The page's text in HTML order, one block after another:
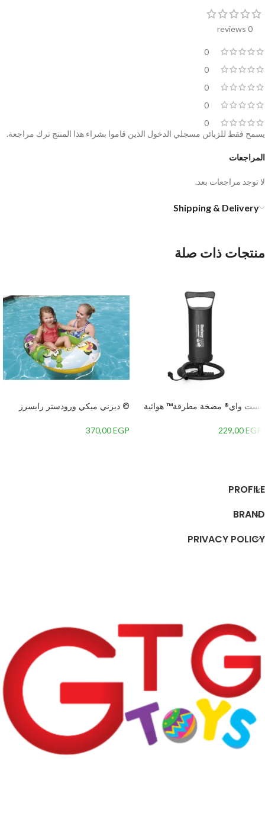
0 reviews
0
0
0
0
0
المراجعات
لا توجد مراجعات بعد.
يسمح فقط للزبائن مسجلي الدخول الذين قاموا بشراء هذا المنتج ترك مراجعة.
Shipping & Delivery
منتجات ذات صلة
‏بست واي® مضخة مطرقة™ هوائية
229,00EGP
‏© ديزني ميكي ورودستر رايسرز
370,00EGP
PROFILE
BRAND
PRIVACY POLICY